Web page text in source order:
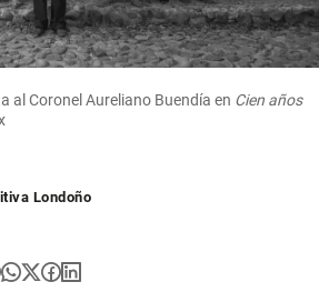
al Coronel Aureliano Buendía en Cien años
Londoño